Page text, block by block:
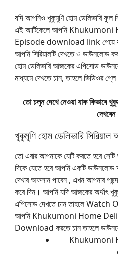
যদি আপনিও খুকুমুণি হোম ডেলিভারি ফুল
এই আর্টিকেলে আপনি
Episode download link পেয়ে
আপনি সিরিয়ালটি দেখতে ও ডাউনলোড
হোম ডেলিভারি আজকের এপিসোড
মাধ্যমে দেখতে চান, তাহলে ভিডিওর প্লে
তো চলুন দেখে নেওয়া যাক কিভাবে
খুকুমুণি হোম ডেলিভারি সিরিয়াল
তো এবার আপনাকে যেটি করতে হবে
দিকে যেতে হবে আপনি একটি ডাউনলোড
দেখার অফসান পাবেন , এখন আপনার
করে দিন। আপনি যদি আজকের অর্থাৎ
এপিসোড দেখতে চান তাহলে
আপনি Khukumoni Home
Download করতে চান তাহলে
Khukumoni